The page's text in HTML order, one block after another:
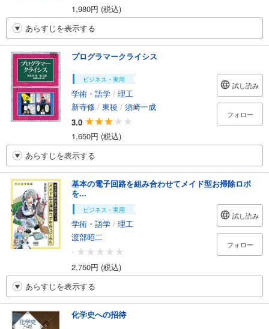
1,980円 (税込)
あらすじを表示する
プログラマークライシス
ビジネス・実用
学術・語学 / 理工
新寺修 / 東稜 / 須崎一成
3.0
1,650円 (税込)
試し読み
フォロー
あらすじを表示する
基本の電子回路を組み合わせてメイド型お掃除ロボ
を...
ビジネス・実用
学術・語学 / 理工
渡部昭二
-
2,750円 (税込)
試し読み
フォロー
あらすじを表示する
化学史への招待